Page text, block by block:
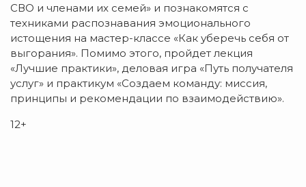
СВО и членами их семей» и познакомятся с
техниками распознавания эмоционального
истощения на мастер-классе «Как уберечь себя от
выгорания». Помимо этого, пройдет лекция
«Лучшие практики», деловая игра «Путь получателя
услуг» и практикум «Создаем команду: миссия,
принципы и рекомендации по взаимодействию».
12+